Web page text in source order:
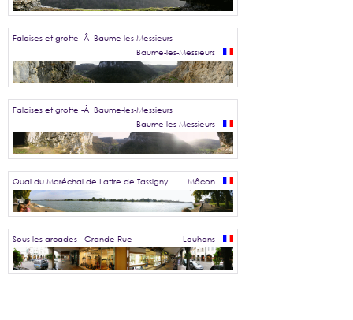
Falaises et grotte -Â Baume-les-Messieurs
Baume-les-Messieurs
Falaises et grotte -Â Baume-les-Messieurs
Baume-les-Messieurs
Quai du Maréchal de Lattre de Tassigny Mâcon
Sous les arcades - Grande Rue Louhans